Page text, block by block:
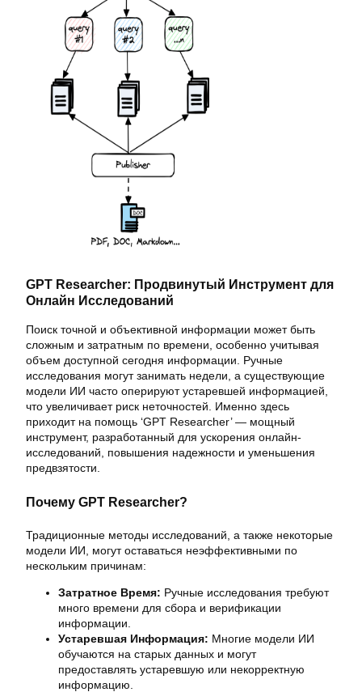
GPT Researcher: Продвинутый Инструмент для
Онлайн Исследований
Поиск точной и объективной информации может быть
сложным и затратным по времени, особенно учитывая
объем доступной сегодня информации. Ручные
исследования могут занимать недели, а существующие
модели ИИ часто оперируют устаревшей информацией,
что увеличивает риск неточностей. Именно здесь
приходит на помощь ‘GPT Researcher’ — мощный
инструмент, разработанный для ускорения онлайн-
исследований, повышения надежности и уменьшения
предвзятости.
Почему GPT Researcher?
Традиционные методы исследований, а также некоторые
модели ИИ, могут оставаться неэффективными по
нескольким причинам:
Затратное Время: Ручные исследования требуют
много времени для сбора и верификации
информации.
Устаревшая Информация: Многие модели ИИ
обучаются на старых данных и могут
предоставлять устаревшую или некорректную
информацию.